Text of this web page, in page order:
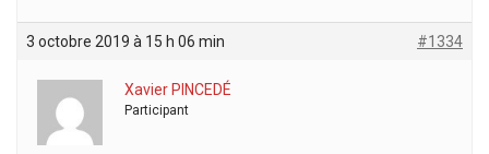
3 octobre 2019 à 15 h 06 min #1334
Xavier PINCEDÉ
Participant